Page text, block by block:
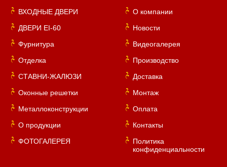
ВХОДНЫЕ ДВЕРИ
ДВЕРИ EI-60
Фурнитура
Отделка
СТАВНИ-ЖАЛЮЗИ
Оконные решетки
Металлоконструкции
О продукции
ФОТОГАЛЕРЕЯ
О компании
Новости
Видеогалерея
Производство
Доставка
Монтаж
Оплата
Контакты
Политика
конфиденциальности